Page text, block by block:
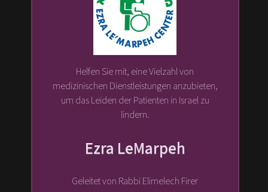
Helfen Sie mit, eine Vielzahl von
medizinischen Dienstleistungen anzubieten,
um das Leiden der Patienten in Israel zu
lindern.
Ezra LeMarpeh
Geleitet von Rabbi Elimelech Firer